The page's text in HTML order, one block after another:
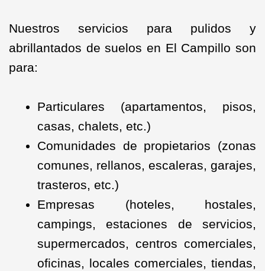
Nuestros servicios para pulidos y
abrillantados de suelos en El Campillo son
para:
Particulares (apartamentos, pisos,
casas, chalets, etc.)
Comunidades de propietarios (zonas
comunes, rellanos, escaleras, garajes,
trasteros, etc.)
Empresas (hoteles, hostales,
campings, estaciones de servicios,
supermercados, centros comerciales,
oficinas, locales comerciales, tiendas,